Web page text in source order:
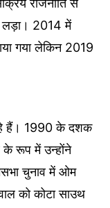
राजनीति से
लड़ा। 2014 में
गया लेकिन 2019
हैं। 1990 के दशक
के रूप में उन्‍होंने
चुनाव में ओम
को कोटा साउथ